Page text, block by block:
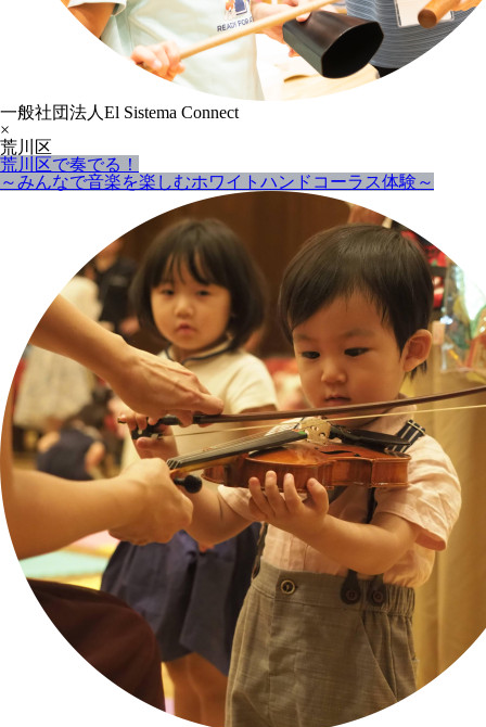
一般社団法人El Sistema Connect
×
荒川区
荒川区で奏でる！
～みんなで音楽を楽しむホワイトハンドコーラス体験～